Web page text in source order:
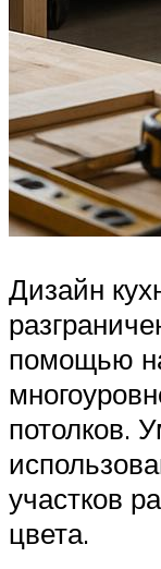
Дизайн
помощью
потолков.
участков
цвета.